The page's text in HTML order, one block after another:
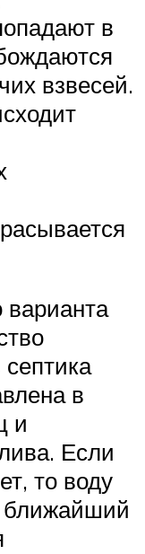
в
взвесей.
в
и
Если
то воду
ближайший